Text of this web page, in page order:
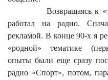
Возвращаясь к
работал на радио.
рекламой. В конце 90-х я
«родной» тематике
опыты были еще сразу
радио «Спорт», потом,